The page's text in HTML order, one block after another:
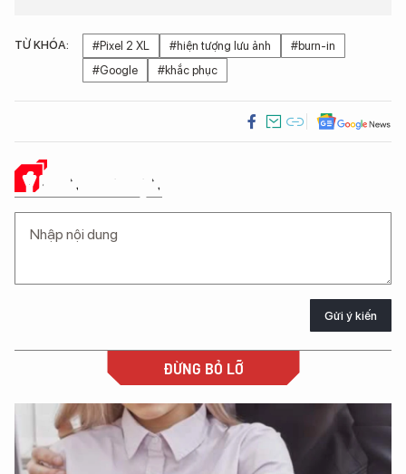
TỪ KHÓA: #Pixel 2 XL #hiện tượng lưu ảnh
#burn-in
#Google
#khắc phục
Ý KIẾN CỦA BẠN
Gửi ý kiến
ĐỪNG BỎ LỠ